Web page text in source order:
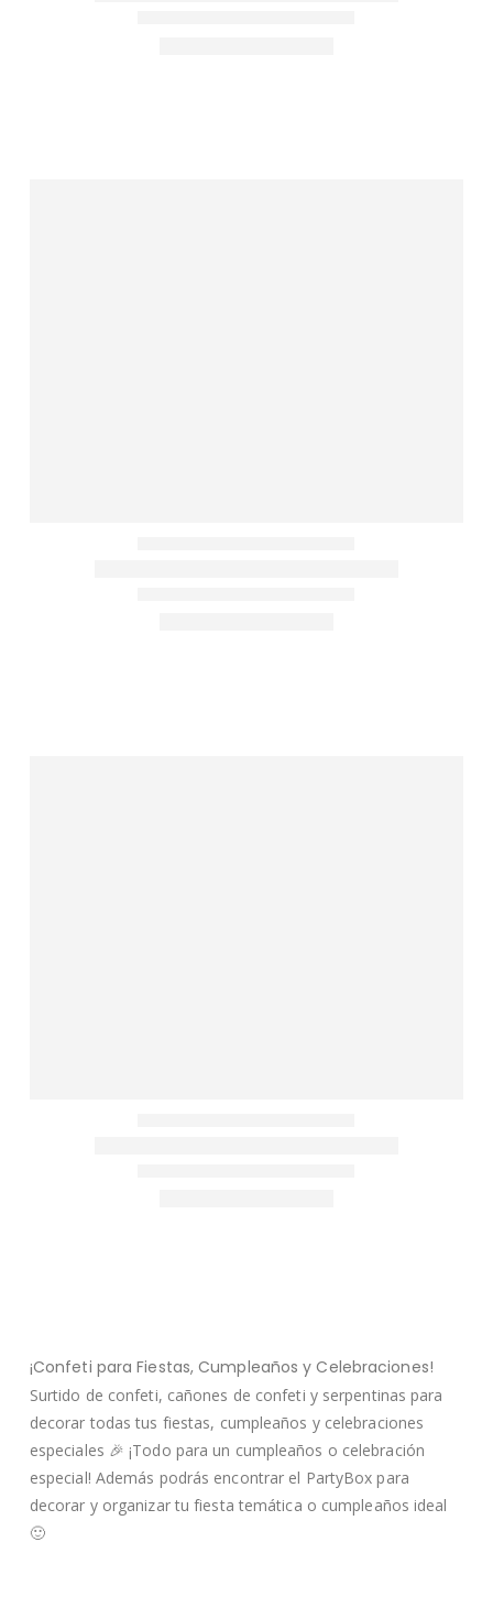
¡Confeti para Fiestas, Cumpleaños y Celebraciones!
Surtido de confeti, cañones de confeti y serpentinas para
decorar todas tus fiestas, cumpleaños y celebraciones
especiales 🎉 ¡Todo para un cumpleaños o celebración
especial! Además podrás encontrar el PartyBox para
decorar y organizar tu fiesta temática o cumpleaños ideal
🙂